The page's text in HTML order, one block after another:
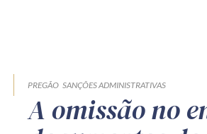
PREGÃO SANÇÕES ADMINISTRATIVAS
A omissão no